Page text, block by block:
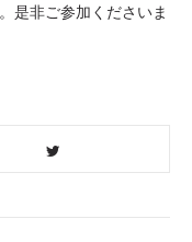
是非ご参加くださいま